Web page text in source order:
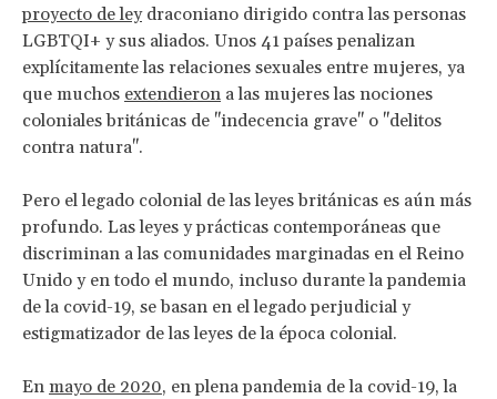
proyecto de leydraconiano dirigido contra las personas
LGBTQI+ y sus aliados. Unos 41 países penalizan
explícitamente las relaciones sexuales entre mujeres, ya
que muchos extendieron a las mujeres las nociones
coloniales británicas de "indecencia grave" o "delitos
contra natura".
Pero el legado colonial de las leyes británicas es aún más
profundo. Las leyes y prácticas contemporáneas que
discriminan a las comunidades marginadas en el Reino
Unido y en todo el mundo, incluso durante la pandemia
de la covid-19, se basan en el legado perjudicial y
estigmatizador de las leyes de la época colonial.
En mayo de 2020, en plena pandemia de la covid-19, la